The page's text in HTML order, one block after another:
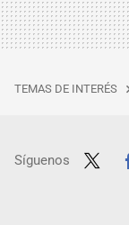
TEMAS DE INTERÉS
Síguenos